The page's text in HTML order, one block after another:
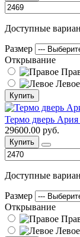
Доступные
Размер
Открывание
Левое
Купить
Термо дверь Ария
29600.00 руб.
Купить
Доступные
Размер
Открывание
Левое